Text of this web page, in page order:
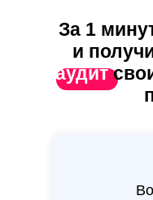
За 1
и
аудит